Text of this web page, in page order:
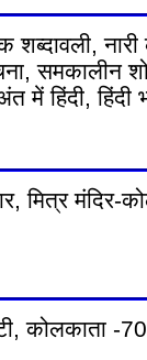
शब्दावली,
समकालीन
हिंदी, हिंदी
मित्र मंदिर-
कोलकाता -